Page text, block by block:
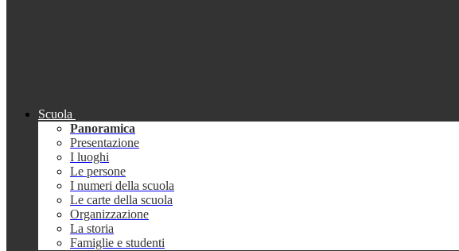
Scuola
Panoramica
Presentazione
I luoghi
Le persone
I numeri della scuola
Le carte della scuola
Organizzazione
La storia
Famiglie e studenti